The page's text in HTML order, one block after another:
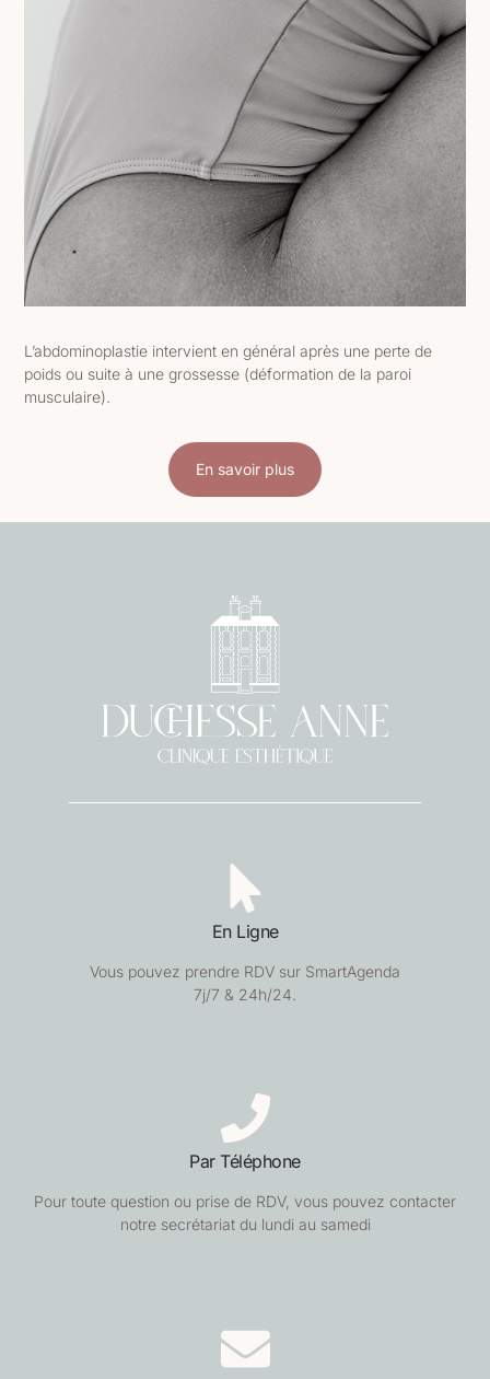
L’abdominoplastie intervient en général après une perte de
poids ou suite à une grossesse (déformation de la paroi
musculaire).
En savoir plus
En Ligne
Vous pouvez prendre RDV sur SmartAgenda
7j/7 & 24h/24.
Par Téléphone
Pour toute question ou prise de RDV, vous pouvez contacter
notre secrétariat du lundi au samedi